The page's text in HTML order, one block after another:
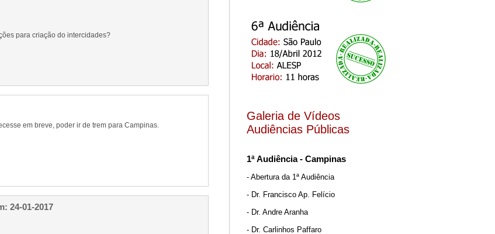
para criação do intercidades?
em breve, poder ir de trem para Campinas.
24-01-2017
Galeria de Vídeos
Audiências Públicas
1ª Audiência - Campinas
- Abertura da 1ª Audiência
- Dr. Francisco Ap. Felício
- Dr. Andre Aranha
- Dr. Carlinhos Paffaro